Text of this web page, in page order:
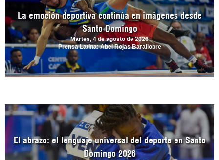
La emoción deportiva continúa en imágenes desde
Santo Domingo
Martes, 4 de agosto de 2026
Prensa Latina: Abel Rojas Barallobre
El abrazo: el lenguaje universal del deporte en Santo
Domingo 2026